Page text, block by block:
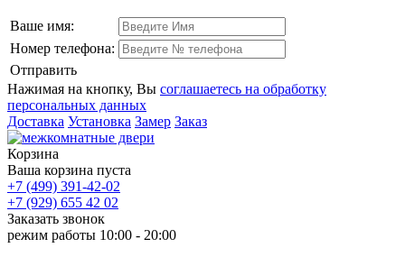
Ваше имя:
Номер телефона:
Отправить
Нажимая на кнопку, Вы соглашаетесь на обработку
персональных данных
Доставка Установка Замер Заказ
Корзина
Ваша корзина пуста
+7 (499) 391-42-02
+7 (929) 655 42 02
Заказать звонок
режим работы 10:00 - 20:00